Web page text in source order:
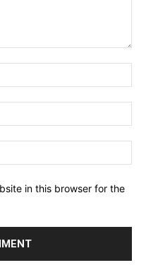
in this browser for the